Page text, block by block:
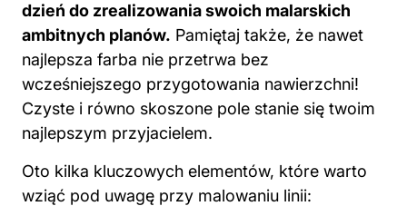
dzień do zrealizowania swoich malarskich
ambitnych planów. Pamiętaj także, że nawet
najlepsza farba nie przetrwa bez
wcześniejszego przygotowania nawierzchni!
Czyste i równo skoszone pole stanie się twoim
najlepszym przyjacielem.
Oto kilka kluczowych elementów, które warto
wziąć pod uwagę przy malowaniu linii: